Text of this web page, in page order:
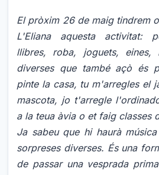
El pròxim 26 de maig tindrem
L'Eliana aquesta activitat:
llibres, roba, joguets, eines,
diverses que també açò és
pinte la casa, tu m'arregles el
mascota, jo t'arregle
a la teua àvia o et faig classes
Ja sabeu que hi haurà
sorpreses diverses. És una
de passar una vesprada